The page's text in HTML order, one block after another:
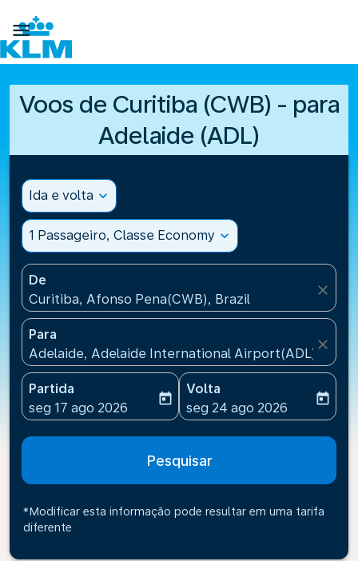

Voos de Curitiba (CWB) - para
Adelaide (ADL)
Ida e volta expand_more
1 Passageiro, Classe Economy expand_more
De
Curitiba, Afonso Pena(CWB), Brazil
close
Para
Adelaide, Adelaide International Airport(ADL),
close
Partida
fc-booking-departure-date-aria-label
seg 17 ago 2026
today
Volta
fc-booking-return-date-
seg 24 ago 2026
today
Pesquisar
*Modificar esta informação pode resultar em uma tarifa
diferente